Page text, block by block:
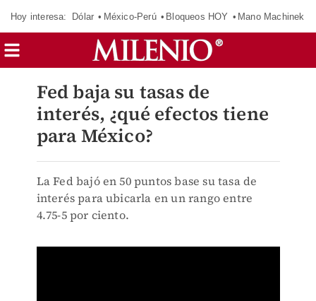
Hoy interesa: Dólar México-Perú Bloqueos HOY Mano Machinek
Fed baja su tasas de
interés, ¿qué efectos tiene
para México?
La Fed bajó en 50 puntos base su tasa de
interés para ubicarla en un rango entre
4.75-5 por ciento.